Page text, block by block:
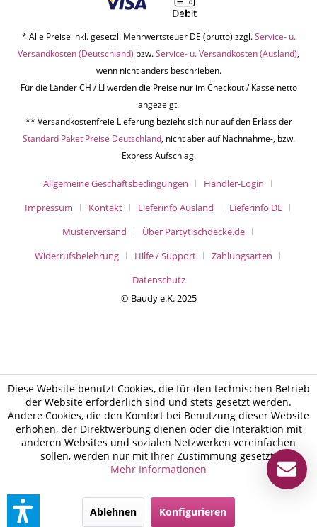
* Alle Preise inkl. gesetzl. Mehrwertsteuer DE (brutto) zzgl.Service- u.
Versandkosten (Deutschland) bzw.Service- u. Versandkosten (Ausland),
wenn nicht anders beschrieben.
Für die Länder CH / LI werden die Preise nur im Checkout / Kasse netto
angezeigt.
** Versandkostenfreie Lieferung bezieht sich nur auf den Erlass der
Standard Paket Preise Deutschland, nicht aber auf Nachnahme-, bzw.
Express Aufschlag.
Allgemeine Geschäftsbedingungen
Händler-Login
Impressum
Kontakt Lieferinfo Ausland
Lieferinfo DE
Musterversand
Über Partytischdecke.de
Widerrufsbelehrung
Hilfe / Support
Zahlungsarten
Datenschutz
© Baudy e.K. 2025
Diese Website benutzt Cookies, die für den technischen Betrieb
der Website erforderlich sind und stets gesetzt werden.
Andere Cookies, die den Komfort bei Benutzung dieser Website
erhöhen, der Direktwerbung dienen oder die Interaktion mit
anderen Websites und sozialen Netzwerken vereinfachen
sollen, werden nur mit Ihrer Zustimmung gesetzt.
Mehr Informationen
Ablehnen Konfigurieren